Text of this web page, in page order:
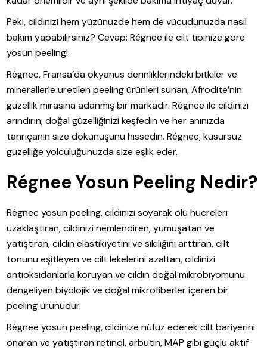
Peki, cildinizi hem yüzünüzde hem de vücudunuzda nasıl
bakım yapabilirsiniz? Cevap: Régnee ile cilt tipinize göre
yosun peeling!
Régnee, Fransa’da okyanus derinliklerindeki bitkiler ve
minerallerle üretilen peeling ürünleri sunan, Afrodite’nin
güzellik mirasına adanmış bir markadır. Régnee ile cildinizi
arındırın, doğal güzelliğinizi keşfedin ve her anınızda
tanrıçanın size dokunuşunu hissedin. Régnee, kusursuz
güzelliğe yolculuğunuzda size eşlik eder.
Régnee Yosun Peeling Nedir?
Régnee yosun peeling, cildinizi soyarak ölü hücreleri
uzaklaştıran, cildinizi nemlendiren, yumuşatan ve
yatıştıran, cildin elastikiyetini ve sıkılığını arttıran, cilt
tonunu eşitleyen ve cilt lekelerini azaltan, cildinizi
antioksidanlarla koruyan ve cildin doğal mikrobiyomunu
dengeliyen biyolojik ve doğal mikrofiberler içeren bir
peeling ürünüdür.
Régnee yosun peeling, cildinize nüfuz ederek cilt bariyerini
onaran ve yatıştıran retinol, arbutin, MAP gibi güçlü aktif